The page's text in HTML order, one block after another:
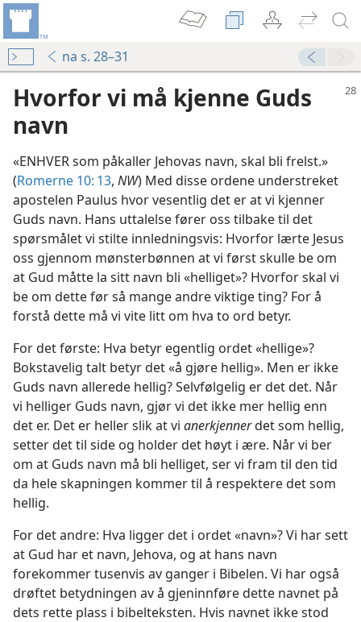
na s. 28–31
Hvorfor vi må kjenne Guds
navn
«ENHVER som påkaller Jehovas navn, skal bli frelst.»
(Romerne 10: 13, NW) Med disse ordene understreket
apostelen Paulus hvor vesentlig det er at vi kjenner
Guds navn. Hans uttalelse fører oss tilbake til det
spørsmålet vi stilte innledningsvis: Hvorfor lærte Jesus
oss gjennom mønsterbønnen at vi først skulle be om
at Gud måtte la sitt navn bli «helliget»? Hvorfor skal vi
be om dette før så mange andre viktige ting? For å
forstå dette må vi vite litt om hva to ord betyr.
For det første: Hva betyr egentlig ordet «hellige»?
Bokstavelig talt betyr det «å gjøre hellig». Men er ikke
Guds navn allerede hellig? Selvfølgelig er det det. Når
vi helliger Guds navn, gjør vi det ikke mer hellig enn
det er. Det er heller slik at vi anerkjennerdet som hellig,
setter det til side og holder det høyt i ære. Når vi ber
om at Guds navn må bli helliget, ser vi fram til den tid
da hele skapningen kommer til å respektere det som
hellig.
For det andre: Hva ligger det i ordet «navn»? Vi har sett
at Gud har et navn, Jehova, og at hans navn
forekommer tusenvis av ganger i Bibelen. Vi har også
drøftet betydningen av å gjeninnføre dette navnet på
dets rette plass i bibelteksten. Hvis navnet ikke stod